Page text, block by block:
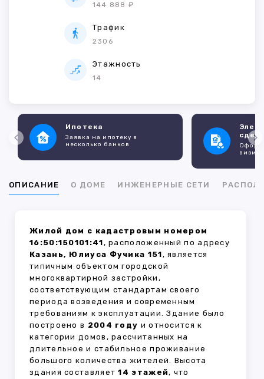
144 888 ₽
Трафик
2306
Этажность
14
Ипотека
Заявка на ипотеку в
несколько банков
ОПИСАНИЕ О ДОМЕ ИНЖЕНЕРНЫЕ СЕТИ
Жилой дом с кадастровым номером
16:50:150101:41, расположенный по адресу
Казань, Юлиуса Фучика 151, является
типичным объектом городской
многоквартирной застройки,
соответствующим стандартам своего
периода возведения и современным
требованиям к эксплуатации. Здание было
построено в 2004 году и относится к
категории домов, рассчитанных на
длительное и стабильное проживание
большого количества жителей. Высота
здания составляет14 этажей, что